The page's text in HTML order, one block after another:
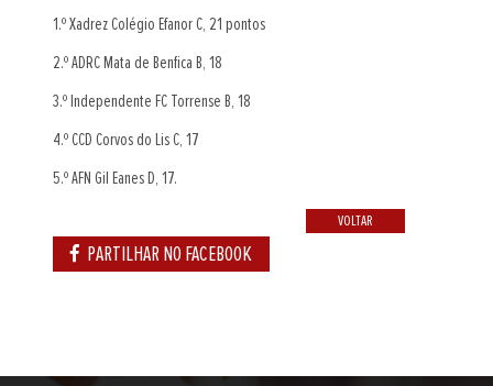
1.º Xadrez Colégio Efanor C, 21 pontos
2.º ADRC Mata de Benfica B, 18
3.º Independente FC Torrense B, 18
4.º CCD Corvos do Lis C, 17
5.º AFN Gil Eanes D, 17.
VOLTAR
PARTILHAR NO FACEBOOK